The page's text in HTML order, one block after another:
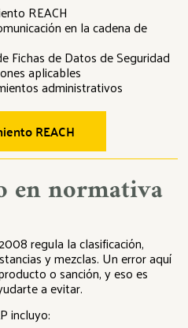
REACH
en la cadena de
Fichas de Datos de Seguridad
aplicables
administrativos
REACH
en normativa
regula la clasificación,
y mezclas. Un error aquí
o sanción, y eso es
a evitar.
incluyo: